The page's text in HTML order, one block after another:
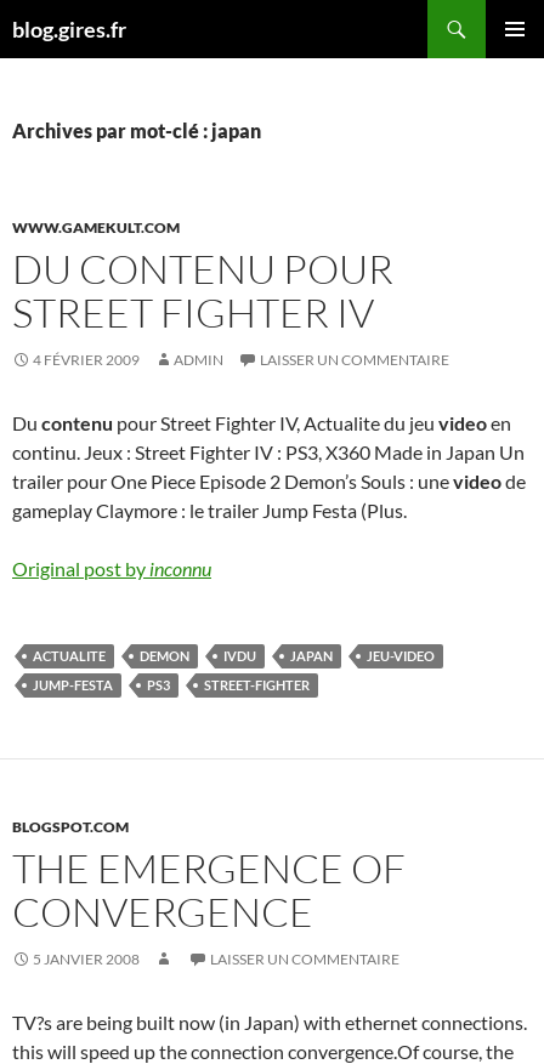
aublog.gires.fr
Archives par mot-clé : japan
WWW.GAMEKULT.COM
DU CONTENU POUR
STREET FIGHTER IV
4 FÉVRIER 2009 ADMIN LAISSER UN COMMENTAIRE
Du contenu pour Street Fighter IV, Actualite du jeu videoen
continu. Jeux : Street Fighter IV : PS3, X360 Made in Japan Un
trailer pour One Piece Episode 2 Demon’s Souls : unevideode
gameplay Claymore : le trailer Jump Festa (Plus.
Original post by inconnu
ACTUALITE DEMON IVDU JAPAN
JEU-VIDEO
JUMP-FESTA
PS3 STREET-FIGHTER
BLOGSPOT.COM
THE EMERGENCE OF
CONVERGENCE
5 JANVIER 2008 LAISSER UN COMMENTAIRE
TV?s are being built now (in Japan) with ethernet connections.
this will speed up the connection convergence.Of course, the